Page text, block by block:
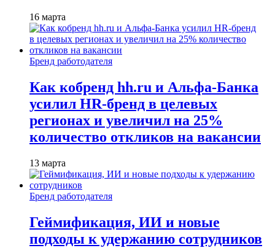
16 марта
Бренд работодателя
Как кобренд hh.ru и Альфа-Банка
усилил HR-бренд в целевых
регионах и увеличил на 25%
количество откликов на вакансии
13 марта
Бренд работодателя
Геймификация, ИИ и новые
подходы к удержанию сотрудников